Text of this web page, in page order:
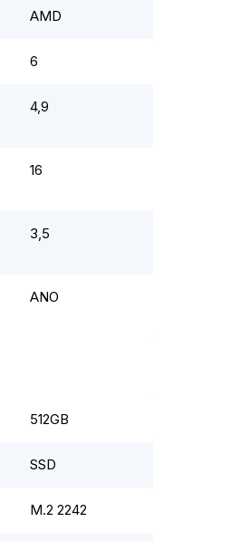
AMD
6
4,9
16
3,5
ANO
512GB
SSD
M.2 2242